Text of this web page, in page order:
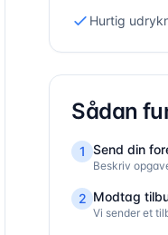
Hurtig
Sådan
1 Send din
Beskriv
2 Modtag
Vi sender et